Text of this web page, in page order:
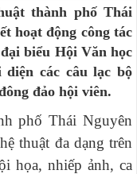
thành phố Thái
hoạt động công tác
biểu Hội Văn học
các câu lạc bộ
đảo hội viên.
phố Thái Nguyên
thuật đa dạng trên
họa, nhiếp ảnh, ca